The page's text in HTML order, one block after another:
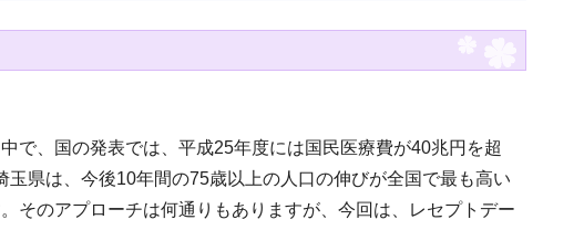
で、国の発表では、平成25年度には国民医療費が40兆円を超
県は、今後10年間の75歳以上の人口の伸びが全国で最も高い
そのアプローチは何通りもありますが、今回は、レセプトデー